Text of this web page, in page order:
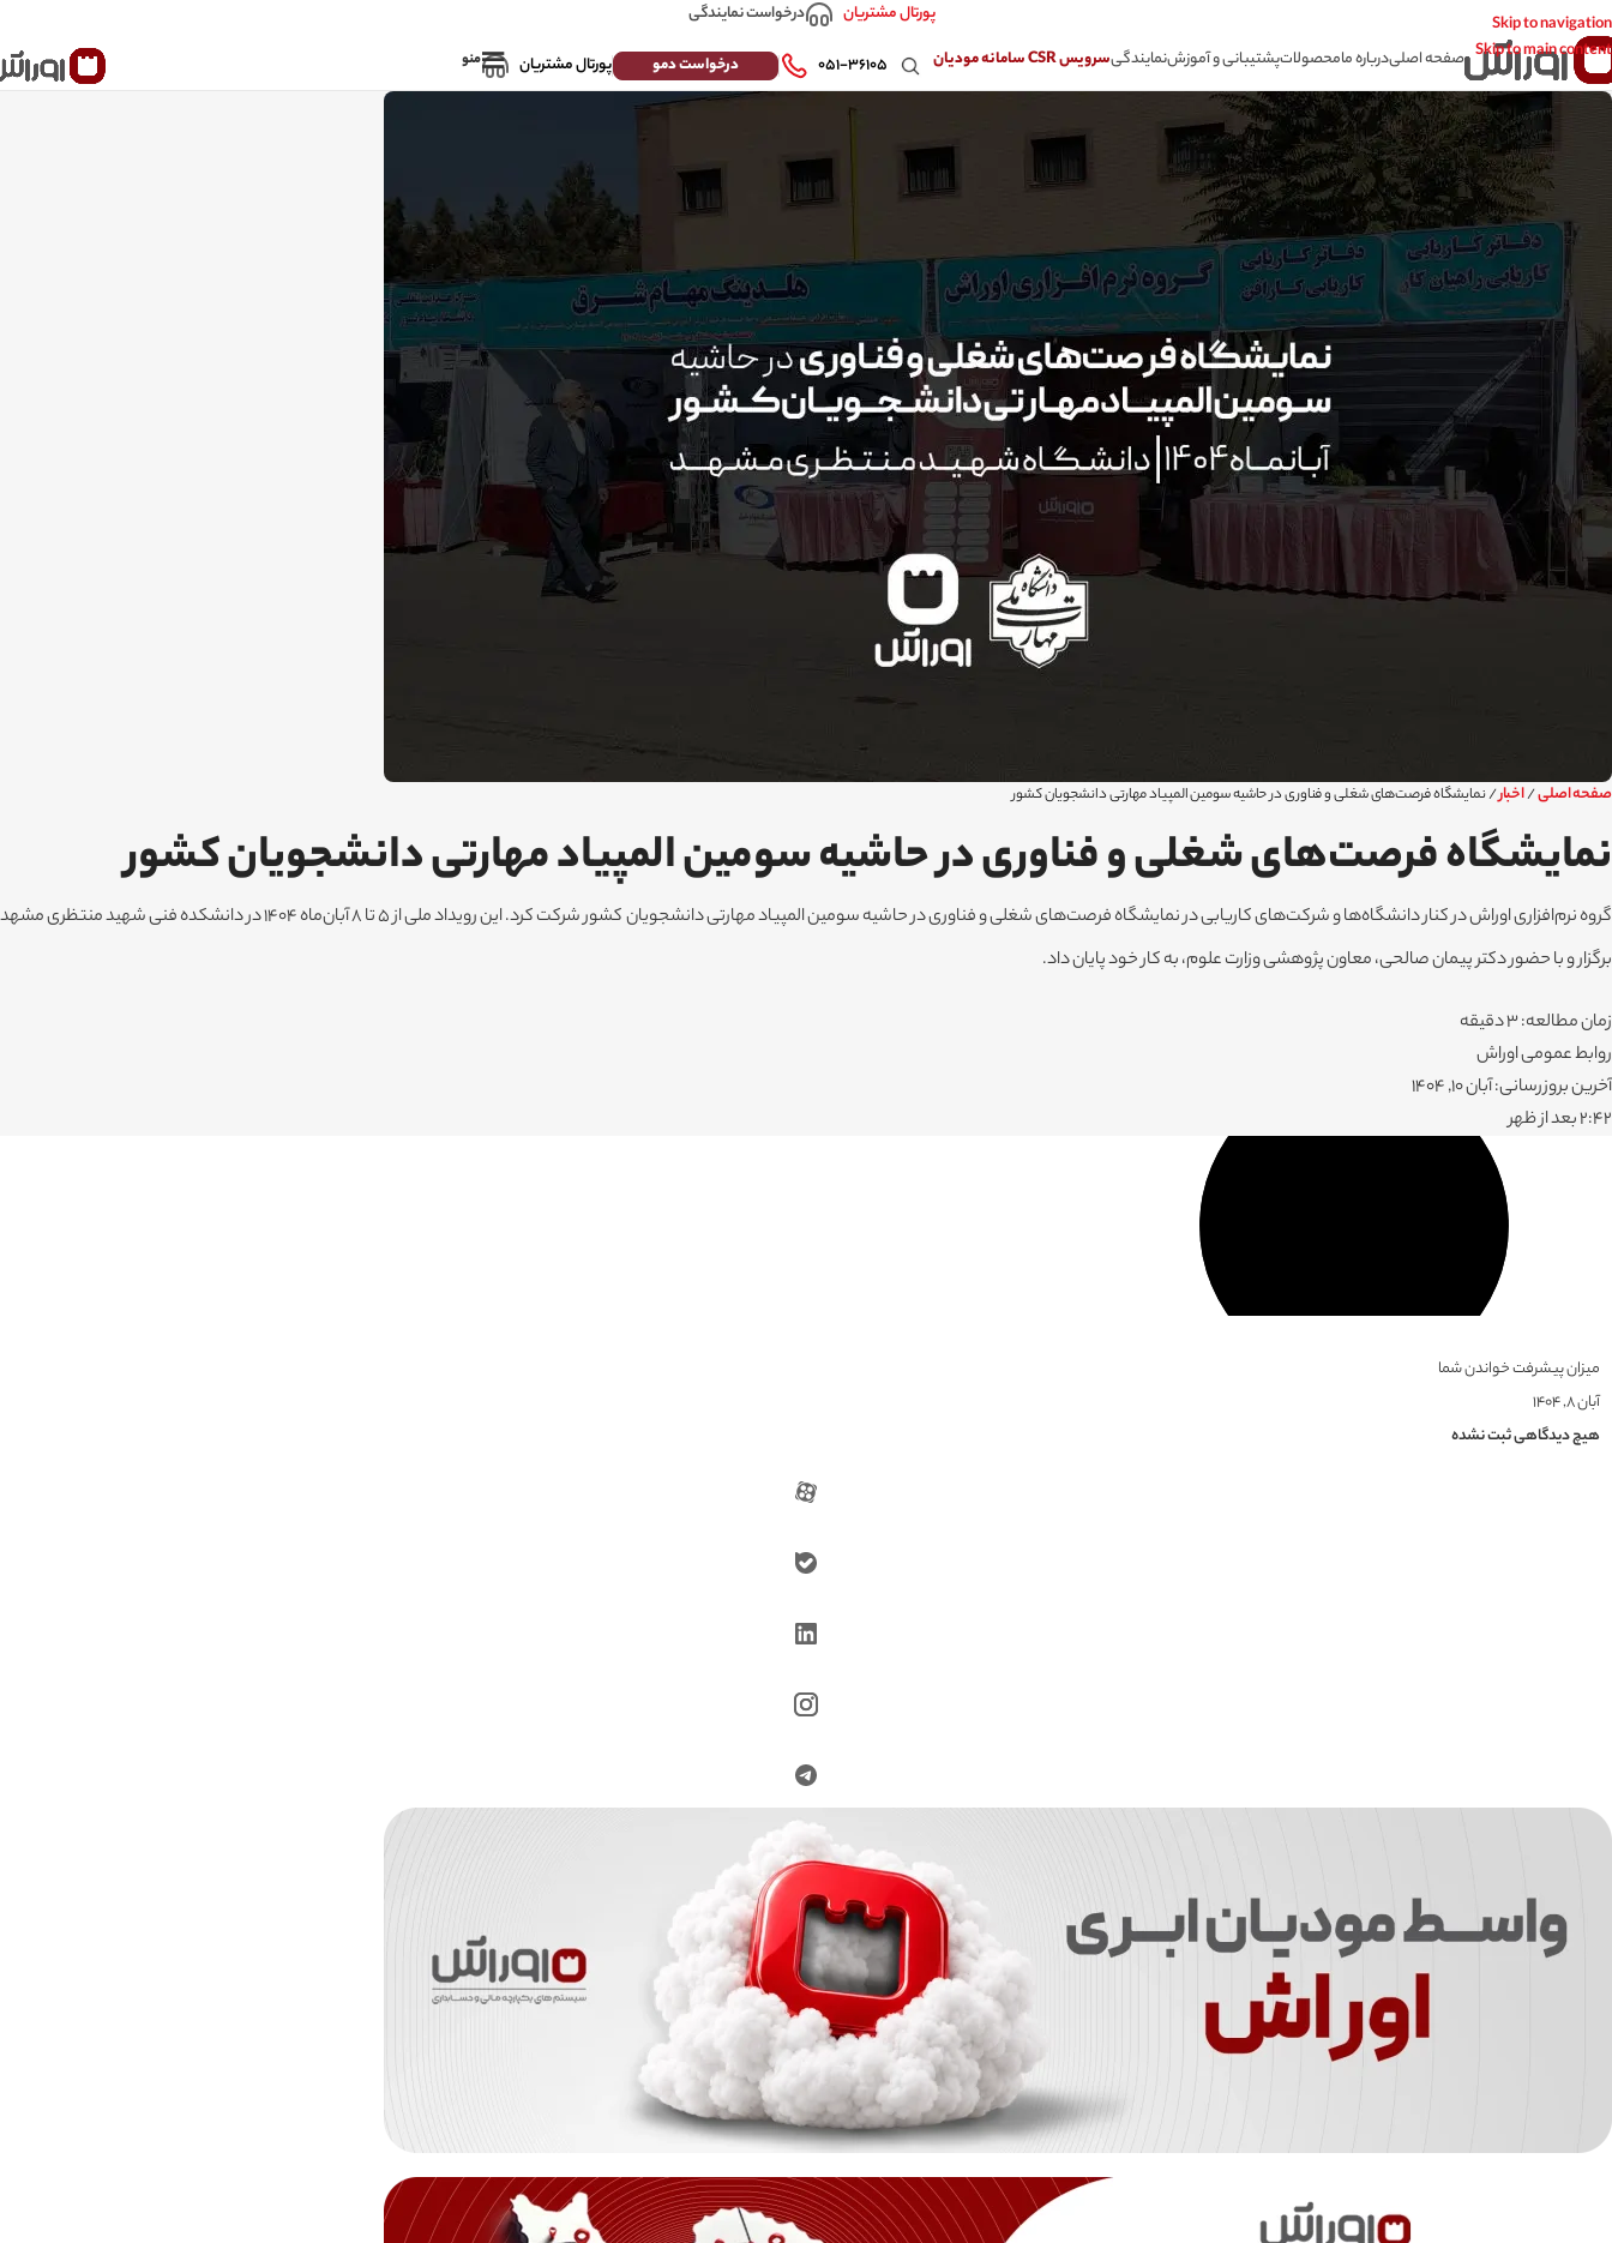
Skip to navigation
Skip to main content
پورتال مشتریان
درخواست نمایندگی
صفحه اصلیدرباره مامحصولاتپشتیبانی و آموزشنمایندگیسرویس CSR سامانه مودیان ۰۵۱-۳۶۱۰۵ درخواست دمو پورتال مشتریان منو
صفحه اصلی/اخبار/نمایشگاه فرصت‌های شغلی و فناوری در حاشیه سومین المپیاد مهارتی دانشجویان کشور
نمایشگاه فرصت‌های شغلی و فناوری در حاشیه سومین المپیاد مهارتی دانشجویان کشور
گروه نرم‌افزاری اوراش در کنار دانشگاه‌ها و شرکت‌های کاریابی در نمایشگاه فرصت‌های شغلی و فناوری در حاشیه سومین المپیاد مهارتی دانشجویان کشور شرکت کرد. این رویداد ملی از ۵ تا ۸ آبان‌ماه ۱۴۰۴ در دانشکده فنی شهید منتظری مشهد
برگزار و با حضور دکتر پیمان صالحی، معاون پژوهشی وزارت علوم، به کار خود پایان داد.
زمان مطالعه: 3 دقیقه
روابط عمومی اوراش
آخرین بروزرسانی: آبان 10, 1404
۲:۴۲ بعد از ظهر
میزان پیشرفت خواندن شما
آبان ۸, ۱۴۰۴
هیچ دیدگاهی ثبت نشده